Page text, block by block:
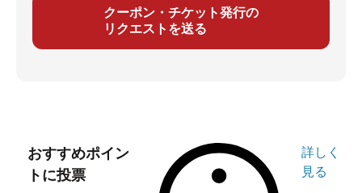
クーポン・チケット発行の
リクエストを送る
おすすめポイン
トに投票
詳しく
見る